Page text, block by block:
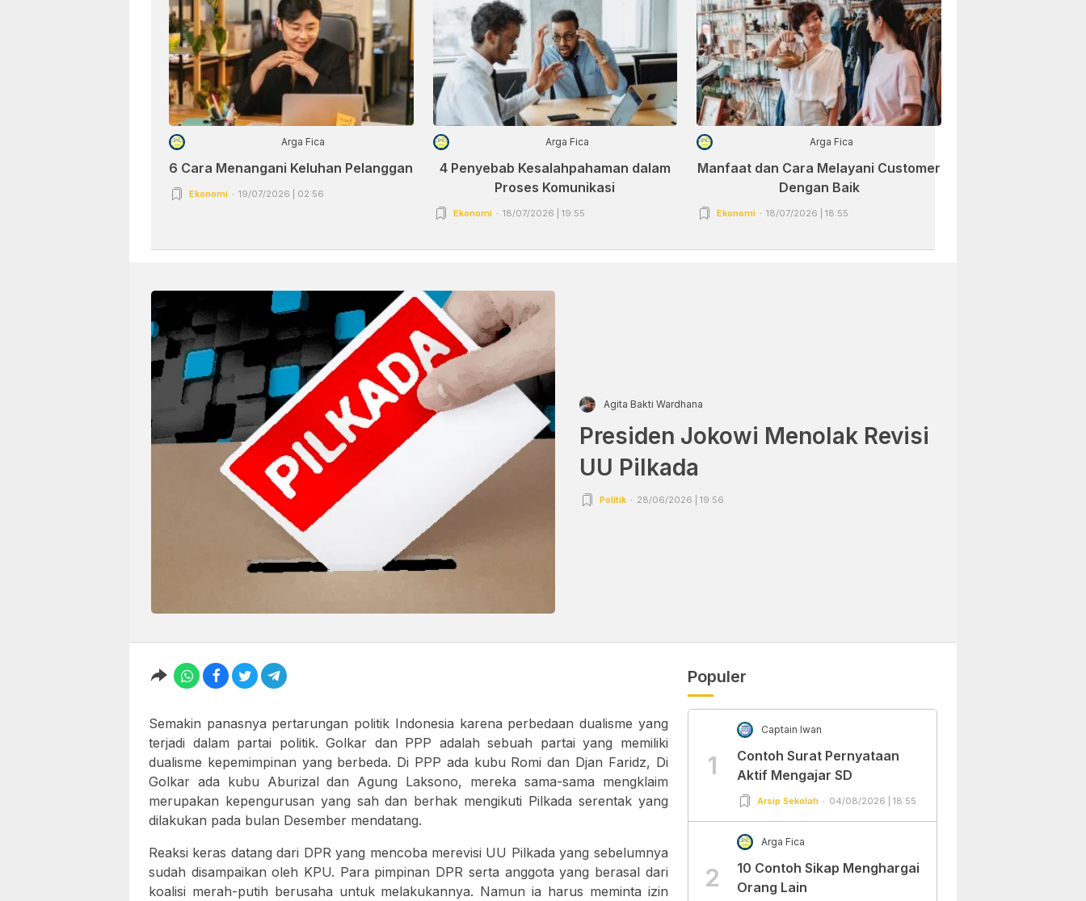
Arga Fica
6 Cara Menangani Keluhan Pelanggan
Ekonomi 19/07/2026 | 02:56
Arga Fica
4 Penyebab Kesalahpahaman dalam
Proses Komunikasi
Ekonomi 18/07/2026 | 19:55
Arga Fica
Manfaat dan Cara Melayani Customer
Dengan Baik
Ekonomi 18/07/2026 | 18:55
Agita Bakti Wardhana
Presiden Jokowi Menolak Revisi
UU Pilkada
Politik 28/06/2026 | 19:56
Semakin panasnya pertarungan politik Indonesia karena perbedaan dualisme yang
terjadi dalam partai politik. Golkar dan PPP adalah sebuah partai yang memiliki
dualisme kepemimpinan yang berbeda. Di PPP ada kubu Romi dan Djan Faridz, Di
Golkar ada kubu Aburizal dan Agung Laksono, mereka sama-sama mengklaim
merupakan kepengurusan yang sah dan berhak mengikuti Pilkada serentak yang
dilakukan pada bulan Desember mendatang.
Reaksi keras datang dari DPR yang mencoba merevisi UU Pilkada yang sebelumnya
sudah disampaikan oleh KPU. Para pimpinan DPR serta anggota yang berasal dari
koalisi merah-putih berusaha untuk melakukannya. Namun ia harus meminta izin
Populer
1
Captain Iwan
Contoh Surat Pernyataan
Aktif Mengajar SD
Arsip Sekolah 04/08/2026 | 18:55
2
Arga Fica
10 Contoh Sikap Menghargai
Orang Lain